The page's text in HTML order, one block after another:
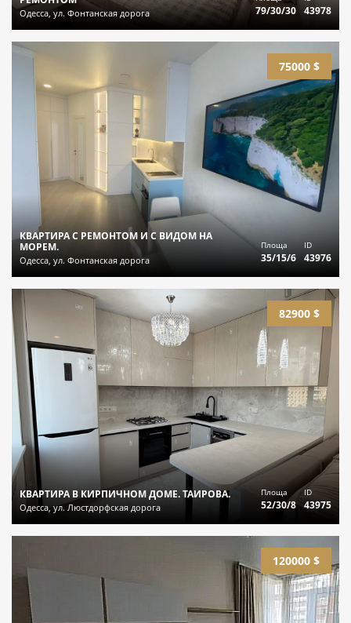
Одесса, ул. Фонтанская дорога 79/30/30 43978
75000 $
КВАРТИРА С РЕМОНТОМ И С ВИДОМ НА
МОРЕМ.
Одесса, ул. Фонтанская дорога
Площа
35/15/6
ID
43976
82900 $
КВАРТИРА В КИРПИЧНОМ ДОМЕ. ТАИРОВА.
Одесса, ул. Люстдорфская дорога
Площа
52/30/8
ID
43975
120000 $